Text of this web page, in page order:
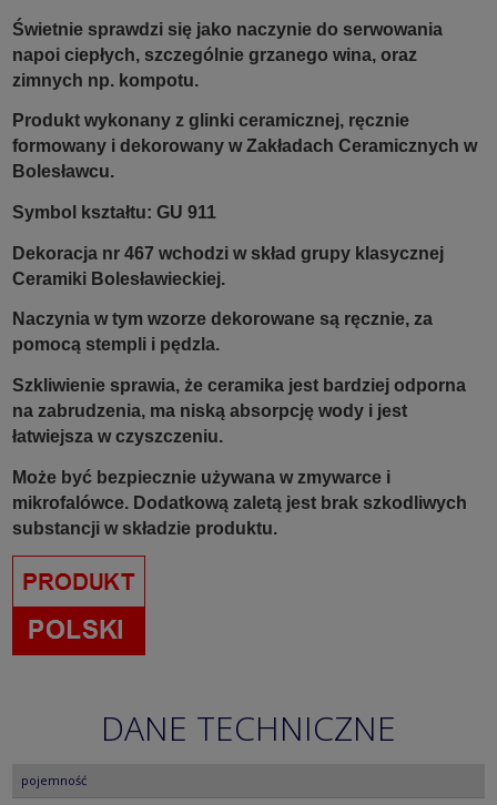
Świetnie sprawdzi się jako naczynie do serwowania
napoi ciepłych, szczególnie grzanego wina, oraz
zimnych np. kompotu.
Produkt wykonany z glinki ceramicznej, ręcznie
formowany i dekorowany w Zakładach Ceramicznych w
Bolesławcu.
Symbol kształtu: GU 911
Dekoracja nr 467 wchodzi w skład grupy klasycznej
Ceramiki Bolesławieckiej.
Naczynia w tym wzorze dekorowane są ręcznie, za
pomocą stempli i pędzla.
Szkliwienie sprawia, że ceramika jest bardziej odporna
na zabrudzenia, ma niską absorpcję wody i jest
łatwiejsza w czyszczeniu.
Może być bezpiecznie używana w zmywarce i
mikrofalówce. Dodatkową zaletą jest brak szkodliwych
substancji w składzie produktu.
DANE TECHNICZNE
pojemność